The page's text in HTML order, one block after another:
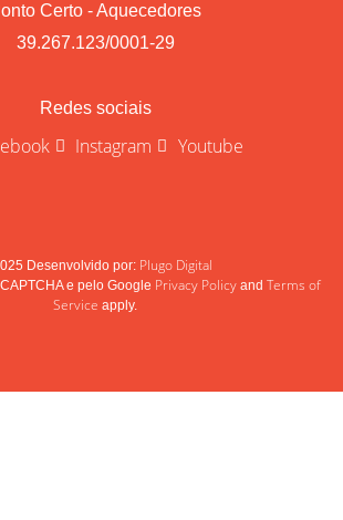
Certo - Aquecedores
39.267.123/0001-29
Redes sociais
Instagram Youtube
Desenvolvido por: Plugo Digital
e pelo Google Privacy Policyand Terms of
Service apply.